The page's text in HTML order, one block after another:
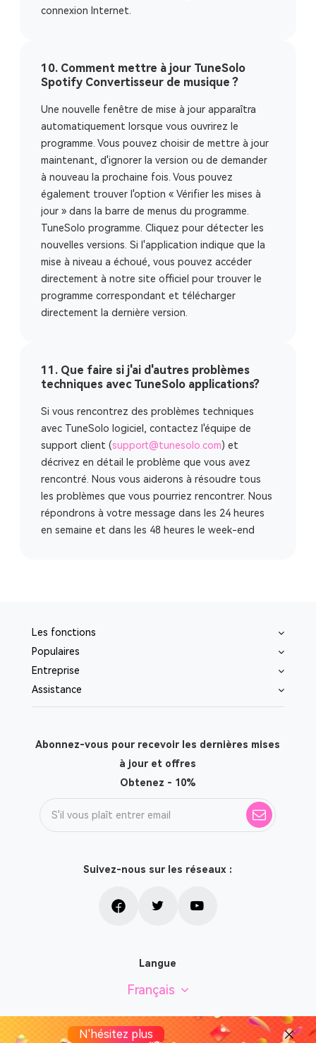
connexion Internet.
10. Comment mettre à jour TuneSolo
Spotify Convertisseur de musique ?
Une nouvelle fenêtre de mise à jour apparaîtra
automatiquement lorsque vous ouvrirez le
programme. Vous pouvez choisir de mettre à jour
maintenant, d'ignorer la version ou de demander
à nouveau la prochaine fois. Vous pouvez
également trouver l'option « Vérifier les mises à
jour » dans la barre de menus du programme.
TuneSolo programme. Cliquez pour détecter les
nouvelles versions. Si l'application indique que la
mise à niveau a échoué, vous pouvez accéder
directement à notre site officiel pour trouver le
programme correspondant et télécharger
directement la dernière version.
11. Que faire si j'ai d'autres problèmes
techniques avec TuneSolo applications?
Si vous rencontrez des problèmes techniques
avec TuneSolo logiciel, contactez l'équipe de
support client (support@tunesolo.com) et
décrivez en détail le problème que vous avez
rencontré. Nous vous aiderons à résoudre tous
les problèmes que vous pourriez rencontrer. Nous
répondrons à votre message dans les 24 heures
en semaine et dans les 48 heures le week-end
Les fonctions
Populaires
Entreprise
Assistance
Abonnez-vous pour recevoir les dernières mises
à jour et offres
Obtenez - 10%
Suivez-nous sur les réseaux :
Langue
Français
N'hésitez plus